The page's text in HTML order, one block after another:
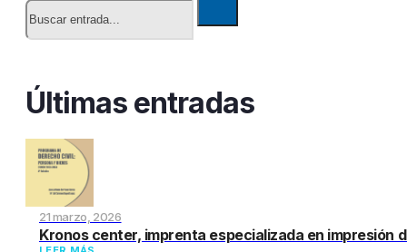
Últimas entradas
21 marzo, 2026
Kronos center, imprenta especializada en impresión